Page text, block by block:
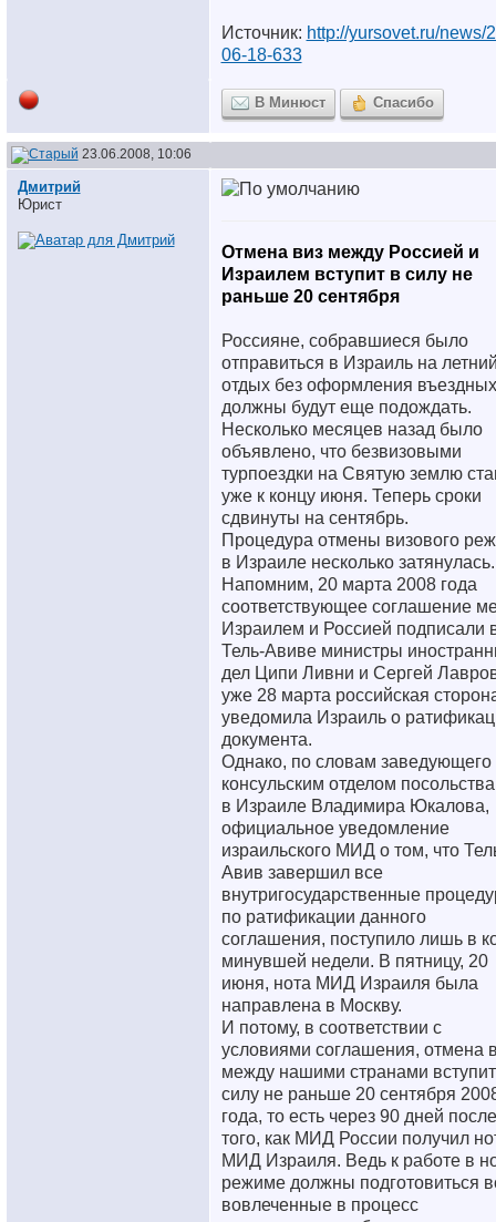
Источник: http://yursovet.ru/news/
06-18-633
В Минюст Спасибо
23.06.2008, 10:06
Дмитрий
Юрист
Отмена виз между Россией и
Израилем вступит в силу не
раньше 20 сентября
Россияне, собравшиеся было
отправиться в Израиль на
отдых без оформления
должны будут еще подождать.
Несколько месяцев назад было
объявлено, что безвизовыми
турпоездки на Святую землю
уже к концу июня. Теперь сроки
сдвинуты на сентябрь.
Процедура отмены визового
в Израиле несколько затянулась.
Напомним, 20 марта 2008 года
соответствующее соглашение
Израилем и Россией подписали
Тель-Авиве министры
дел Ципи Ливни и Сергей
уже 28 марта российская
уведомила Израиль о
документа.
Однако, по словам заведующего
консульским отделом
в Израиле Владимира Юкалова,
официальное уведомление
израильского МИД о том, что
Авив завершил все
внутригосударственные
по ратификации данного
соглашения, поступило лишь в
минувшей недели. В пятницу, 20
июня, нота МИД Израиля была
направлена в Москву.
И потому, в соответствии с
условиями соглашения, отмена
между нашими странами
силу не раньше 20 сентября
года, то есть через 90 дней после
того, как МИД России получил
МИД Израиля. Ведь к работе в
режиме должны подготовиться
вовлеченные в процесс